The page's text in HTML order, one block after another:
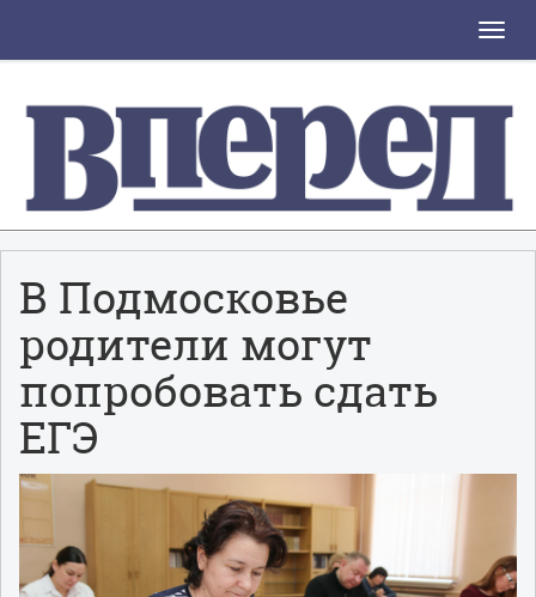
Toggle
В Подмосковье
родители могут
попробовать сдать
ЕГЭ